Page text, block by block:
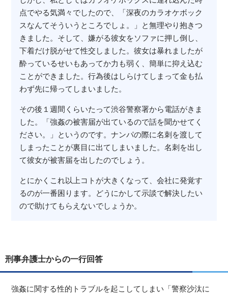
点でやる気満々でしたので、「深夜のカラオケボック
スなんてそういうところでしょ。」と無理やり抱きつ
きました。そして、嫌がる彼女をソファに押し倒し、
下着だけ脱がせて性交しました。彼女は暴れましたが
酔っているせいもあってか力も弱く、簡単に抑え込む
ことができました。行為後はしらけてしまって金も払
わず先に帰ってしまいました。
その後１週間くらいたって渋谷警察署から電話がきま
した。「強姦の被害届が出ているので話を聞かせてく
ださい。」というのです。ナンパの際に名刺を渡して
しまったことが裏目に出てしまいました。名刺を出し
て彼女が被害届を出したのでしょう。
とにかくこれ以上コトが大きくなって、会社に発覚す
るのが一番困ります。どうにかして示談で解決したい
ので助けてもらえないでしょうか。
刑事弁護士からの一行回答
強姦に関する性的トラブルを起こしてしまい「警察沙汰に